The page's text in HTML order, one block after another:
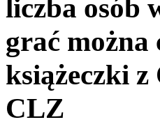
liczba osób
grać można
książeczki
CLZ